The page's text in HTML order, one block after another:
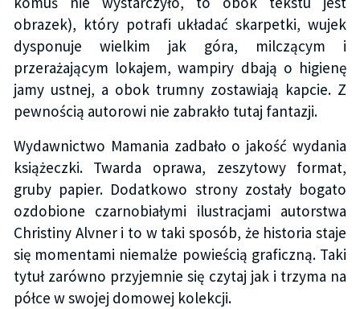
obrazek), który potrafi układać skarpetki, wujek
dysponuje wielkim jak góra, milczącym i
przerażającym lokajem, wampiry dbają o higienę
jamy ustnej, a obok trumny zostawiają kapcie. Z
pewnością autorowi nie zabrakło tutaj fantazji.
Wydawnictwo Mamania zadbało o jakość wydania
książeczki. Twarda oprawa, zeszytowy format,
gruby papier. Dodatkowo strony zostały bogato
ozdobione czarnobiałymi ilustracjami autorstwa
Christiny Alvner i to w taki sposób, że historia staje
się momentami niemalże powieścią graficzną. Taki
tytuł zarówno przyjemnie się czytaj jak i trzyma na
półce w swojej domowej kolekcji.